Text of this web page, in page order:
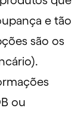
e tão
são os
ou